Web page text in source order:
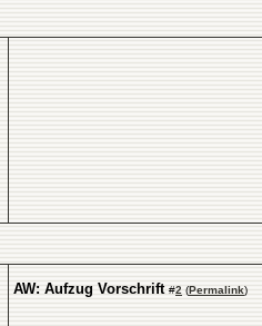
AW: Aufzug Vorschrift #2 (Permalink)